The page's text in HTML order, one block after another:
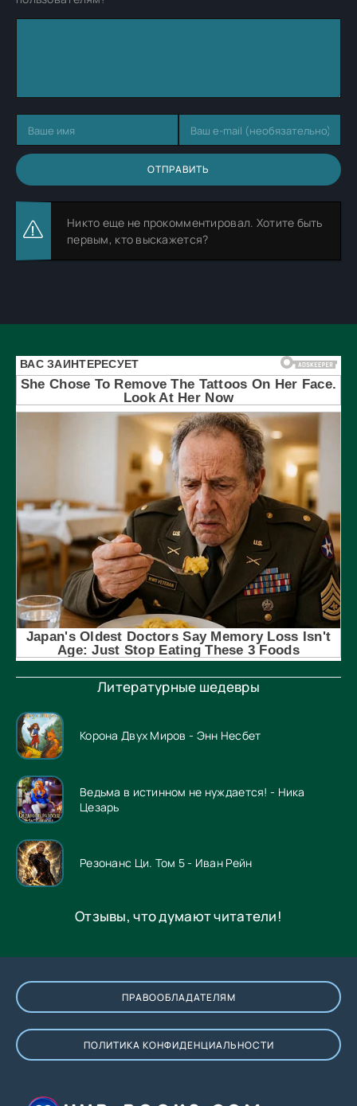
Литературные шедевры
Корона Двух Миров - Энн Несбет
Ведьма в истинном не нуждается! - Ника
Цезарь
Резонанс Ци. Том 5 - Иван Рейн
Отзывы, что думают читатели!
ОТПРАВИТЬ
Никто еще не прокомментировал. Хотите быть
первым, кто выскажется?
ПРАВООБЛАДАТЕЛЯМ
ПОЛИТИКА КОНФИДЕНЦИАЛЬНОСТИ